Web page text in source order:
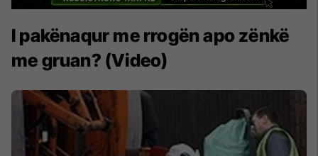
I pakënaqur me rrogën apo zënkë
me gruan? (Video)